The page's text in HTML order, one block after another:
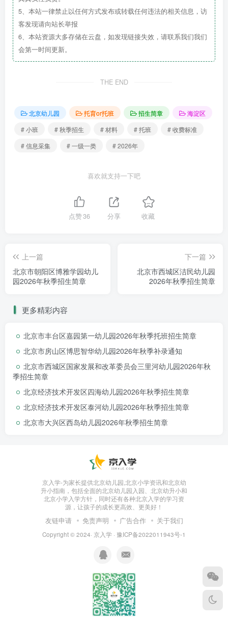
诚挚邀请您和您的孩子
加入我们这个充满爱的大家庭
托班：满两周岁出生的适龄幼儿
的适龄幼儿
收费标准
托班：托育费3300元/月/生，伙食费36元/日/
咨询报名方式
（一）托/小班网上采集报名方式及流程
5、本站一律禁止以任何方式发布或转载任何违法的相关信息，访
客发现请向站长举报
6、本站资源大多存储在云盘，如发现链接失效，请联系我们我们
会第一时间更新。
THE END
北京幼儿园 托育or托班 招生简章
海淀区
# 小班
# 秋季招生 # 材料 # 托班
# 收费标准
# 信息采集
# 一级一类 # 2026年
喜欢就支持一下吧
点赞36 分享 收藏
上一篇
北京市朝阳区博雅学园幼儿
园2026年秋季招生简章
下一篇
北京市西城区洁民幼儿园
2026年秋季招生简章
更多精彩内容
北京市丰台区嘉园第一幼儿园2026年秋季托班招生简章
北京市房山区博思智华幼儿园2026年秋季补录通知
北京市西城区国家发展和改革委员会三里河幼儿园2026年秋
季招生简章
北京经济技术开发区四海幼儿园2026年秋季招生简章
北京经济技术开发区泰河幼儿园2026年秋季招生简章
北京市大兴区西岛幼儿园2026年秋季招生简章
京入学-为家长提供北京幼儿园,北京小学资讯和北京幼
升小指南，包括全面的北京幼儿园入园、北京幼升小和
北京小学入学方针，同时还有各种北京入学的学习资
源，让孩子的成长更高效、更美好！
友链申请 免责声明 广告合作 关于我们
Copyright © 2024· 京入学 · 豫ICP备2022011943号-1